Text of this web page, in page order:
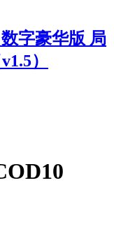
字豪华版 局
）